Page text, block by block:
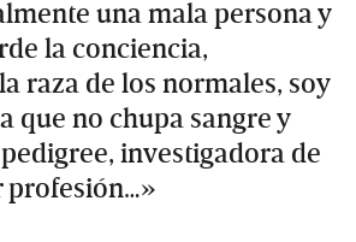
una mala persona y
la conciencia,
raza de los normales, soy
que no chupa sangre y
investigadora de
profesión…»